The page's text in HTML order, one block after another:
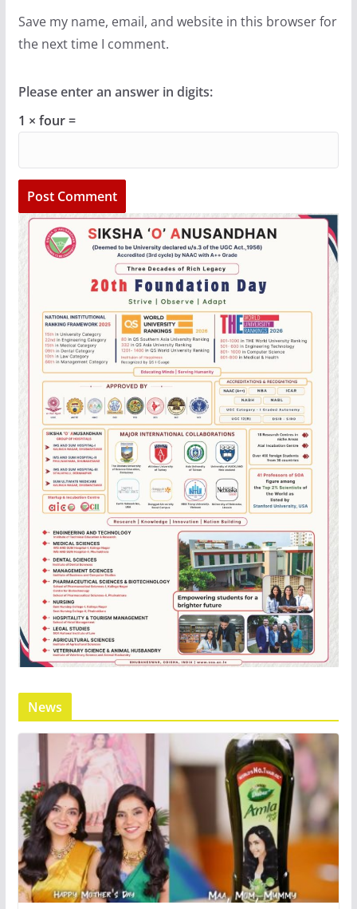
Save my name, email, and website in this browser for
the next time I comment.
Please enter an answer in digits:
1 × four =
News